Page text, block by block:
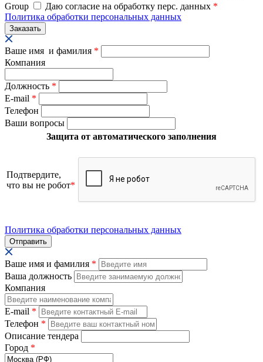
Group
Даю согласие на обработку перс. данных *
Политика обработки персональных данных
Ваше имя и фамилия *
Компания
Должность *
E-mail *
Телефон
Ваши вопросы
Защита от автоматического заполнения
Подтвердите,
что вы не робот*
Политика обработки персональных данных
Ваше имя и фамилия *
Ваша должность
Компания
E-mail *
Телефон *
Описание тендера
Город *